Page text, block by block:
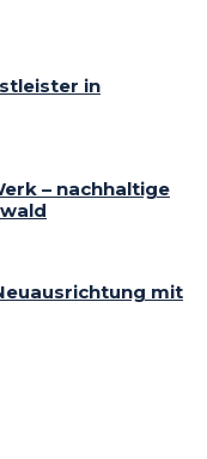
in
– nachhaltige
mit